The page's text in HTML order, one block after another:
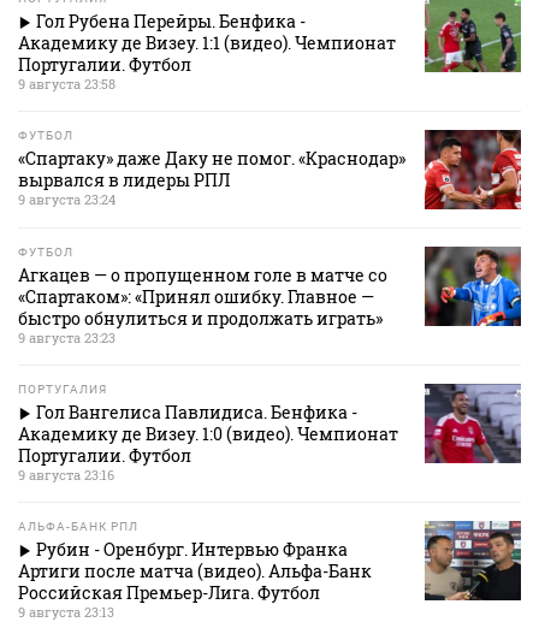
Гол Рубена Перейры. Бенфика -
Академику де Визеу. 1:1 (видео). Чемпионат
Португалии. Футбол
9 августа 23:58
ФУТБОЛ
«Спартаку» даже Даку не помог. «Краснодар»
вырвался в лидеры РПЛ
9 августа 23:24
ФУТБОЛ
Агкацев — о пропущенном голе в матче со
«Спартаком»: «Принял ошибку. Главное —
быстро обнулиться и продолжать играть»
9 августа 23:23
ПОРТУГАЛИЯ
Гол Вангелиса Павлидиса. Бенфика -
Академику де Визеу. 1:0 (видео). Чемпионат
Португалии. Футбол
9 августа 23:16
АЛЬФА-БАНК РПЛ
Рубин - Оренбург. Интервью Франка
Артиги после матча (видео). Альфа-Банк
Российская Премьер-Лига. Футбол
9 августа 23:13